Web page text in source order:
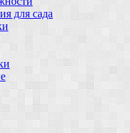
для сада